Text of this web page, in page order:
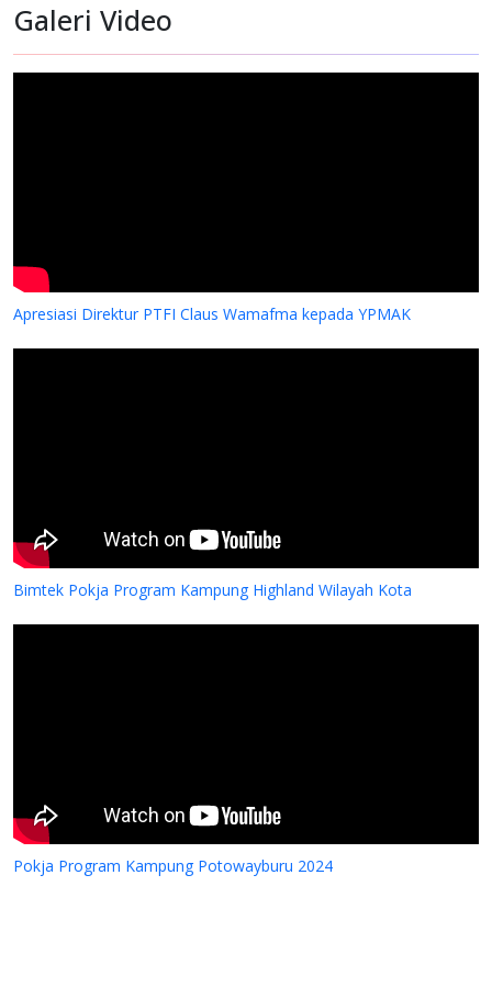
Galeri Video
Apresiasi Direktur PTFI Claus Wamafma kepada YPMAK
Bimtek Pokja Program Kampung Highland Wilayah Kota
Pokja Program Kampung Potowayburu 2024